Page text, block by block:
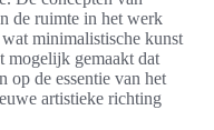
de ruimte in het werk
minimalistische kunst
mogelijk gemaakt dat
op de essentie van het
artistieke richting